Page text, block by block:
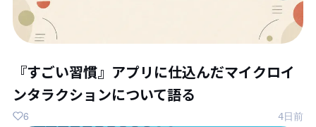
『すごい習慣』アプリに仕込んだマイクロイ
ンタラクションについて語る
4日前
6